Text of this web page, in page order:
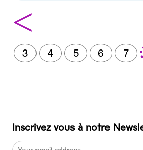
<
3 4 5 6 7
Inscrivez vous à notre